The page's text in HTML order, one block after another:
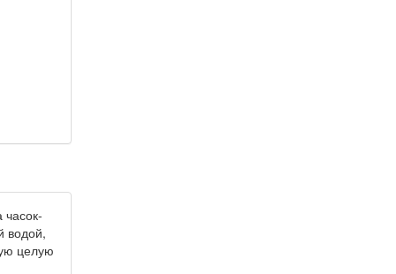
водой,
целую